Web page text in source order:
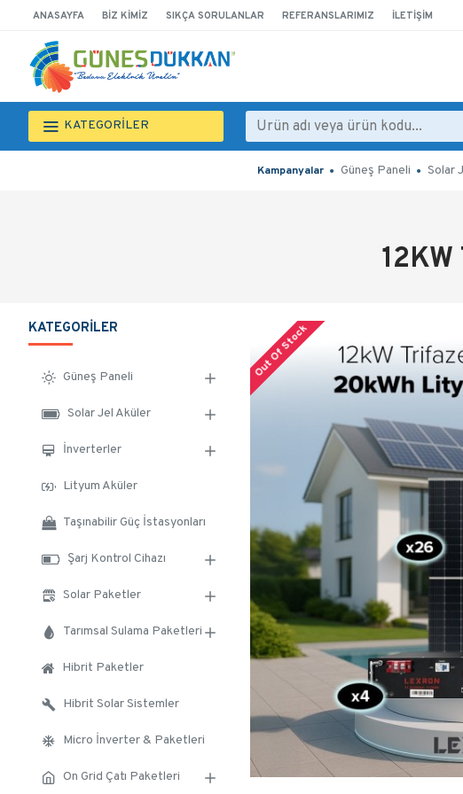
ANASAYFA BIZ KIMIZ SIKÇA SORULANLAR REFERANSLARIMIZ İLETIŞIM
KATEGORİLER
Kampanyalar Güneş Paneli Solar
KATEGORILER
Güneş Paneli
Solar Jel Aküler
İnverterler
Lityum Aküler
Taşınabilir Güç İstasyonları
Şarj Kontrol Cihazı
Solar Paketler
Tarımsal Sulama Paketleri
Hibrit Paketler
Hibrit Solar Sistemler
Micro İnverter & Paketleri
On Grid Çatı Paketleri
Out Of Stock